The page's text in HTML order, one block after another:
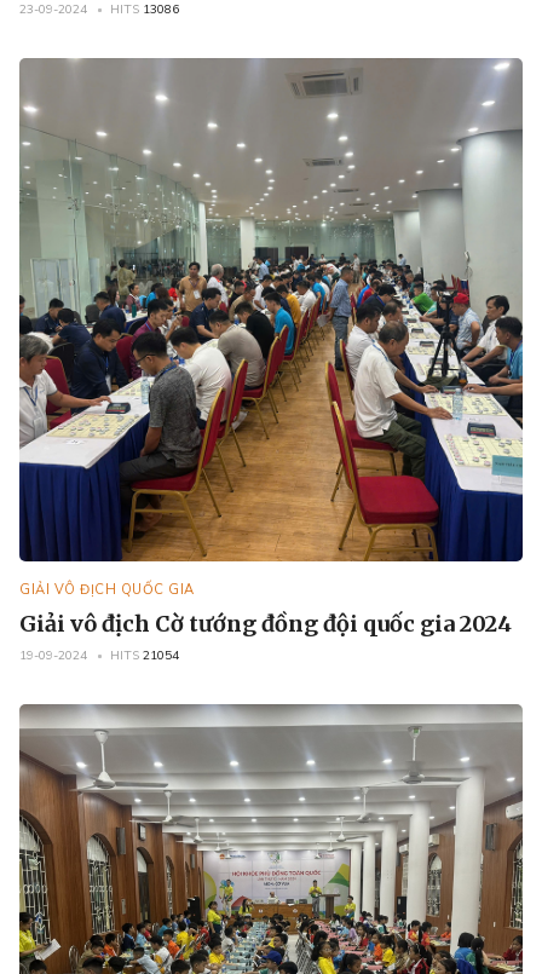
23-09-2024 HITS 13086
GIẢI VÔ ĐỊCH QUỐC GIA
Giải vô địch Cờ tướng đồng đội quốc gia 2024
19-09-2024 HITS 21054